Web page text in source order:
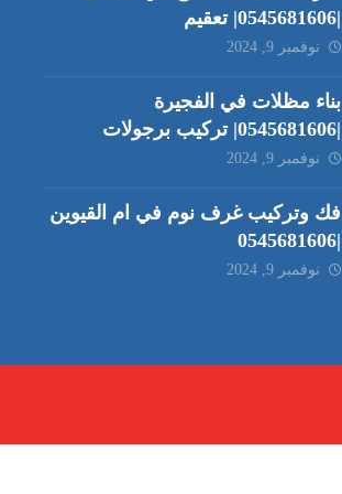
|0545681606| تعقيم
نوفمبر 9, 2024
بناء مظلات في الفجيرة
|0545681606| تركيب برجولات
نوفمبر 9, 2024
فك وتركيب غرف نوم في ام القيوين
|0545681606
نوفمبر 9, 2024